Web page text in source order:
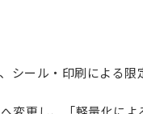
シール・印刷による限